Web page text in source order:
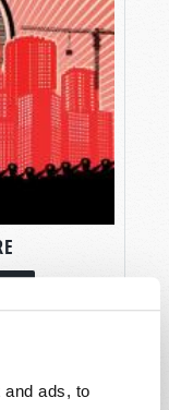
ads, to
PDF